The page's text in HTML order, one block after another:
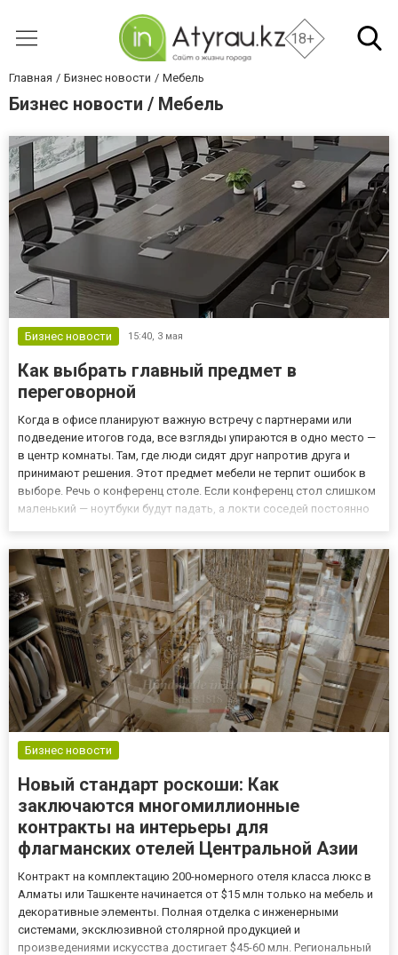
18+
Главная Бизнес новости Мебель
Бизнес новости / Мебель
Бизнес новости 15:40, 3 мая
Как выбрать главный предмет в
переговорной
Когда в офисе планируют важную встречу с партнерами или
подведение итогов года, все взгляды упираются в одно место —
в центр комнаты. Там, где люди сидят друг напротив друга и
принимают решения. Этот предмет мебели не терпит ошибок в
выборе. Речь о конференц столе. Если конференц стол слишком
маленький — ноутбуки будут падать, а локти соседей постоянно
Бизнес новости
Новый стандарт роскоши: Как
заключаются многомиллионные
контракты на интерьеры для
флагманских отелей Центральной Азии
Контракт на комплектацию 200-номерного отеля класса люкс в
Алматы или Ташкенте начинается от $15 млн только на мебель и
декоративные элементы. Полная отделка с инженерными
системами, эксклюзивной столярной продукцией и
произведениями искусства достигает $45-60 млн. Региональный